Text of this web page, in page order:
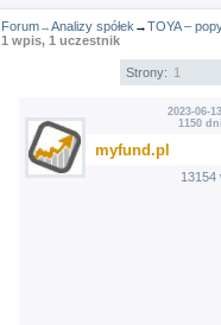
Forum→Analizy spółek →TOYA –
1 wpis, 1 uczestnik
Strony: 1
2023-06-
1150
myfund.pl
13154